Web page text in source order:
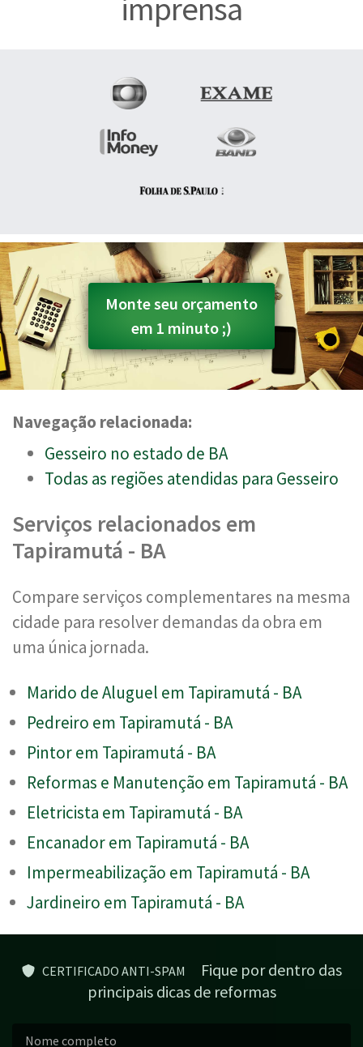
imprensa
Monte seu orçamento
em 1 minuto ;)
Navegação relacionada:
Gesseiro no estado de BA
Todas as regiões atendidas para Gesseiro
Serviços relacionados em
Tapiramutá - BA
Compare serviços complementares na mesma
cidade para resolver demandas da obra em
uma única jornada.
Marido de Aluguel em Tapiramutá - BA
Pedreiro em Tapiramutá - BA
Pintor em Tapiramutá - BA
Reformas e Manutenção em Tapiramutá - BA
Eletricista em Tapiramutá - BA
Encanador em Tapiramutá - BA
Impermeabilização em Tapiramutá - BA
Jardineiro em Tapiramutá - BA
CERTIFICADO ANTI-SPAM
Fique por dentro das
principais dicas de reformas